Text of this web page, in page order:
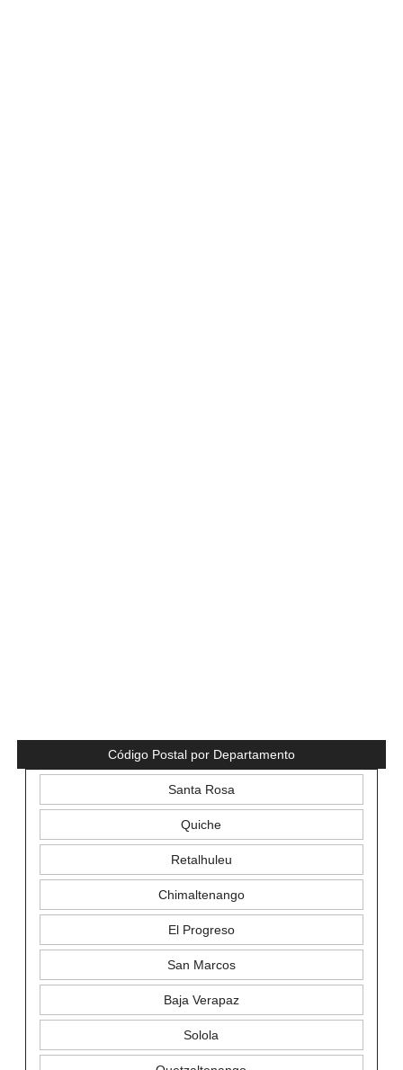
Código Postal por Departamento
Santa Rosa
Quiche
Retalhuleu
Chimaltenango
El Progreso
San Marcos
Baja Verapaz
Solola